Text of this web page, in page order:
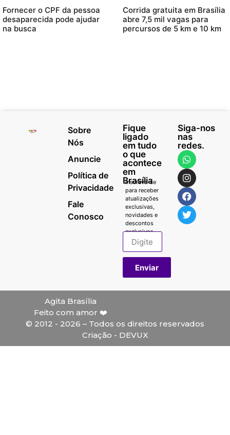
Fornecer o CPF da pessoa
desaparecida pode ajudar
na busca
Corrida gratuita em Brasília
abre 7,5 mil vagas para
percursos de 5 km e 10 km
Sobre
Nós
Anuncie
Política de
Privacidade
Fale
Conosco
Fique
ligado
em tudo
o que
acontece
em
Brasília
Inscreva-se
para receber
atualizações
exclusivas,
novidades e
descontos
exclusivos.
Enviar
Siga-nos
nas
redes.
Agita Brasília
Feito com amor ❤️
© 2012 - 2026 – Todos os direitos reservados
Criação - DEVUX